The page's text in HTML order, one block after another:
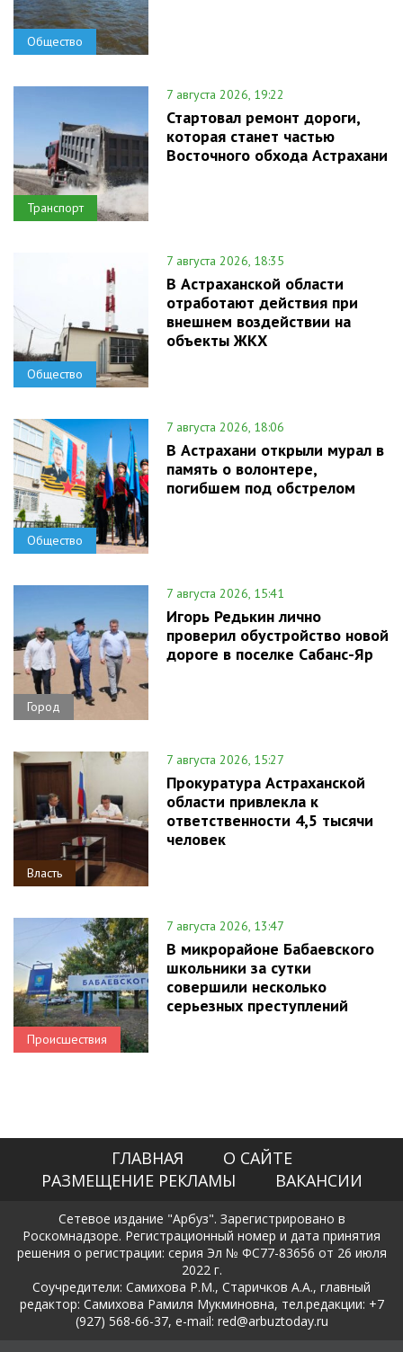
Общество
Транспорт
7 августа 2026, 19:22
Стартовал ремонт дороги,
которая станет частью
Восточного обхода Астрахани
Общество
7 августа 2026, 18:35
В Астраханской области
отработают действия при
внешнем воздействии на
объекты ЖКХ
Общество
7 августа 2026, 18:06
В Астрахани открыли мурал в
память о волонтере,
погибшем под обстрелом
Город
7 августа 2026, 15:41
Игорь Редькин лично
проверил обустройство новой
дороге в поселке Сабанс-Яр
Власть
7 августа 2026, 15:27
Прокуратура Астраханской
области привлекла к
ответственности 4,5 тысячи
человек
Происшествия
7 августа 2026, 13:47
В микрорайоне Бабаевского
школьники за сутки
совершили несколько
серьезных преступлений
ГЛАВНАЯ
О САЙТЕ
РАЗМЕЩЕНИЕ РЕКЛАМЫ
ВАКАНСИИ
Сетевое издание "Арбуз". Зарегистрировано в
Роскомнадзоре. Регистрационный номер и дата принятия
решения о регистрации: серия Эл № ФС77-83656 от 26 июля
2022 г.
Соучредители: Самихова Р.М., Старичков А.А., главный
редактор: Самихова Рамиля Мукминовна, тел.редакции: +7
(927) 568-66-37, e-mail: red@arbuztoday.ru